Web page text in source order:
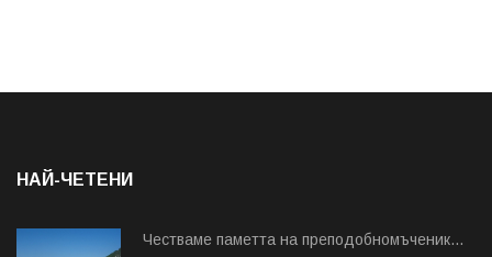
НАЙ-ЧЕТЕНИ
Честваме паметта на преподобномъченик...